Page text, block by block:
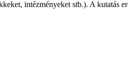
intézményeket stb.). A kutatás